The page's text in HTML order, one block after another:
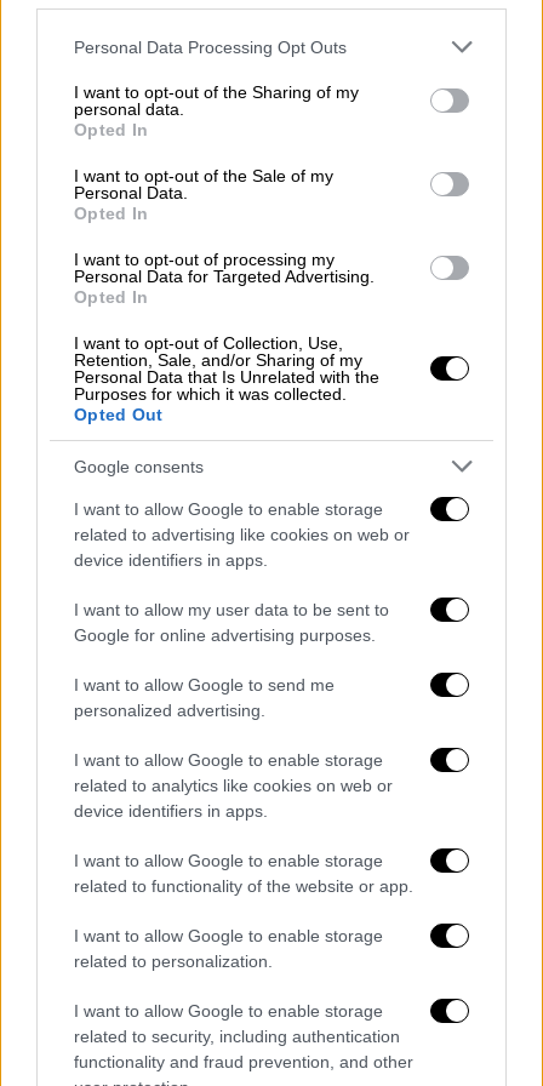
Please note that this website/app uses one or more Google
not limited to your visit or usage behaviour. You may click to
grant or deny consent to Google and its third-party tags to
use your data for below specified purposes in below Google
consent section.
Personal Data Processing Opt Outs
I want to opt-out of the Sharing of my
personal data.
Opted In
I want to opt-out of the Sale of my
Personal Data.
Opted In
I want to opt-out of processing my
Personal Data for Targeted Advertising.
Opted In
I want to opt-out of Collection, Use,
Retention, Sale, and/or Sharing of my
Personal Data that Is Unrelated with the
Purposes for which it was collected.
Opted Out
Google consents
I want to allow Google to enable storage
related to advertising like cookies on web or
device identifiers in apps.
I want to allow my user data to be sent to
Google for online advertising purposes.
I want to allow Google to send me
personalized advertising.
I want to allow Google to enable storage
related to analytics like cookies on web or
device identifiers in apps.
I want to allow Google to enable storage
related to functionality of the website or app.
I want to allow Google to enable storage
related to personalization.
I want to allow Google to enable storage
related to security, including authentication
functionality and fraud prevention, and other
Lifestyle|20.03.2020 14:34
Something Beautiful: H Duffy
επιστρέφει με νέο τραγούδι μετά την
αποκάλυψη για βιασμό
τραγουδίστρια επιστρέφει δισκογραφικά
Πώς εξαφανίστηκε η Duffy: Με βίασαν,
με νάρκωσαν και με κρατούσαν
αιχμάλωτη
Η Ουαλή τραγουδίστρια Duffy, που
κορυφή της καριέρας της πριν 10 χρόνια,
έκανε σήμερα μια τραγική αποκάλυψη
ΑΛΛΑ #TAGS
ειδήσεις τώρα
τραγουδίστρια